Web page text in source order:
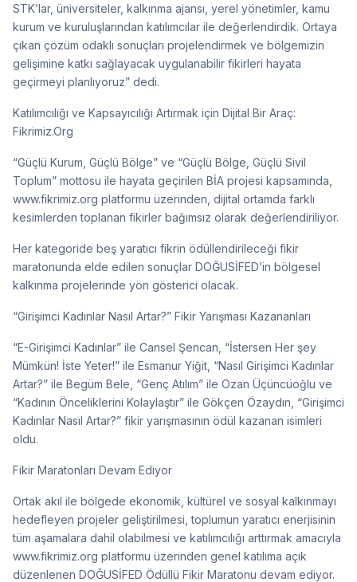
STK’lar, üniversiteler, kalkınma ajansı, yerel yönetimler, kamu
kurum ve kuruluşlarından katılımcılar ile değerlendirdik. Ortaya
çıkan çözüm odaklı sonuçları projelendirmek ve bölgemizin
gelişimine katkı sağlayacak uygulanabilir fikirleri hayata
geçirmeyi planlıyoruz” dedi.
Katılımcılığı ve Kapsayıcılığı Artırmak için Dijital Bir Araç:
Fikrimiz.Org
“Güçlü Kurum, Güçlü Bölge” ve “Güçlü Bölge, Güçlü Sivil
Toplum” mottosu ile hayata geçirilen BİA projesi kapsamında,
www.fikrimiz.org platformu üzerinden, dijital ortamda farklı
kesimlerden toplanan fikirler bağımsız olarak değerlendiriliyor.
Her kategoride beş yaratıcı fikrin ödüllendirileceği fikir
maratonunda elde edilen sonuçlar DOĞUSİFED’in bölgesel
kalkınma projelerinde yön gösterici olacak.
“Girişimci Kadınlar Nasıl Artar?” Fikir Yarışması Kazananları
“E-Girişimci Kadınlar” ile Cansel Şencan, “İstersen Her şey
Mümkün! İste Yeter!” ile Esmanur Yiğit, “Nasıl Girişimci Kadınlar
Artar?” ile Begüm Bele, “Genç Atılım” ile Ozan Üçüncüoğlu ve
“Kadının Önceliklerini Kolaylaştır” ile Gökçen Özaydın, “Girişimci
Kadınlar Nasıl Artar?” fikir yarışmasının ödül kazanan isimleri
oldu.
Fikir Maratonları Devam Ediyor
Ortak akıl ile bölgede ekonomik, kültürel ve sosyal kalkınmayı
hedefleyen projeler geliştirilmesi, toplumun yaratıcı enerjisinin
tüm aşamalara dahil olabilmesi ve katılımcılığı arttırmak amacıyla
www.fikrimiz.org platformu üzerinden genel katılıma açık
düzenlenen DOĞUSİFED Ödüllü Fikir Maratonu devam ediyor.